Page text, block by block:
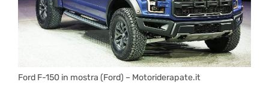
Ford F-150 in mostra (Ford) – Motoriderapate.it